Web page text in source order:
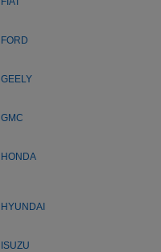
FORD
GEELY
GMC
HONDA
HYUNDAI
ISUZU